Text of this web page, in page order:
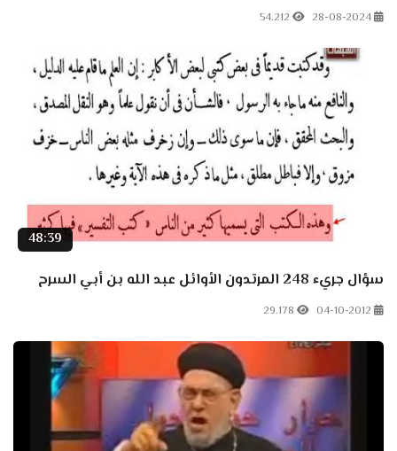
28-08-2024
54.212
48:39
سؤال جريء 248 المرتدون الأوائل عبد الله بن أبي السرح
04-10-2012
29.178